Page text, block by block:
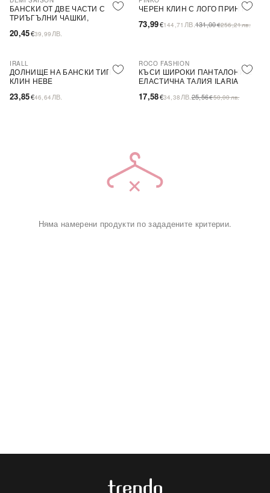
БАНСКИ ОТ ДВЕ ЧАСТИ С
ТРИЪГЪЛНИ ЧАШКИ,
20,45€39,99 ЛВ.
-44%
ЧЕРЕН КЛИН С ЛОГО ПРИНТ
73,99€144,71 ЛВ.131,00€256,21лв.
IRALL
ДОЛНИЩЕ НА БАНСКИ ТИП
КЛИН HEBE
23,85€46,64 ЛВ.
-31%
ROCO FASHION
КЪСИ ШИРОКИ ПАНТАЛОНИ С
ЕЛАСТИЧНА ТАЛИЯ ILARIA
17,58€34,38 ЛВ.25,56€50,00лв.
Няма намерени продукти по зададените критерии.